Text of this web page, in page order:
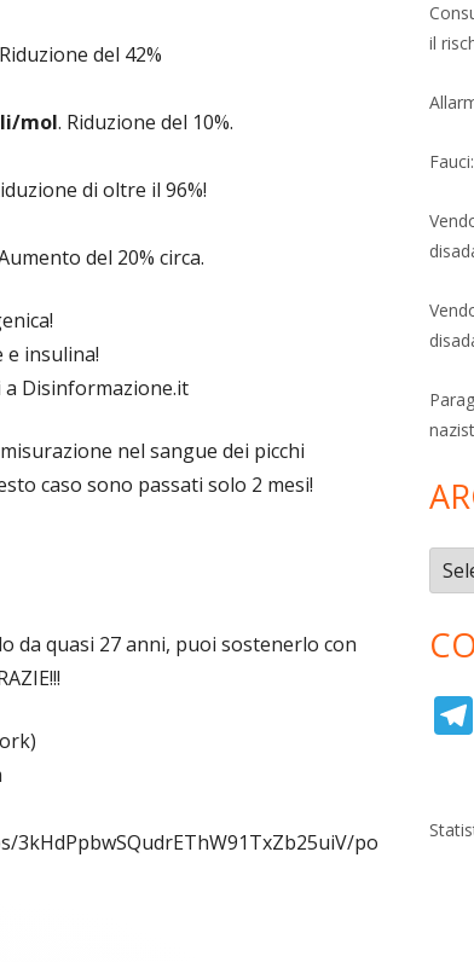
del 42%
mol. Riduzione del 10%.
di oltre il 96%!
del 20% circa.
e insulina!
a Disinformazione.it
nel sangue dei picchi
caso sono passati solo 2 mesi!
da quasi 27 anni, puoi sostenerlo con
po
il